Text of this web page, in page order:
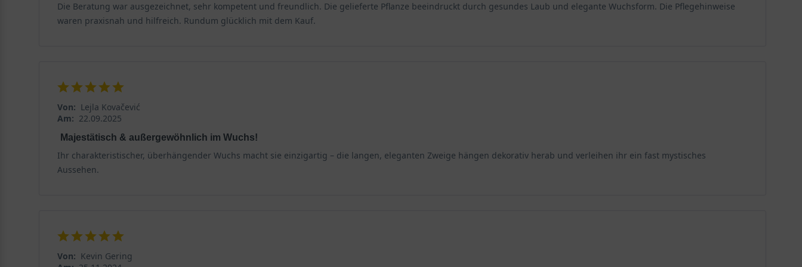
Die Cedrus libani ‘Pendula‘ ist eine echte Gartenschönheit, die sich mit einer prächtigen Baumkrone entwickelt und Platz zum Entfalten benötigt. Der strahlende Baum ist somit
die ideale Wahl für alle großen Gärten sowie Parkanlagen und verspricht dem Gärtner sinnliche Naturmomente. Die Hängende Libanon-Zeder präsentiert dem Betrachter
Das Holz der Zeder ist sehr hochwertig. Es gilt als zäh, dauerhaft und zudem duftet es aromatisch. Mutmaßlich wurde der Tempel des Königs Salomon aus Zedernholz gebaut
und auch die Ägypter balsamierten ihre Verstorbenen mit dem Harz der Zedern. In ihrer Heimat, dem Libanon ist die Cedrus libani das Staatswappen und entsprechend
erfreut sie sich großer Popularität.
Die Beratung war ausgezeichnet, sehr kompetent und freundlich. Die gelieferte Pflanze beeindruckt durch gesundes Laub und elegante Wuchsform. Die Pflegehinweise
waren praxisnah und hilfreich. Rundum glücklich mit dem Kauf.
Von: Lejla Kovačević
Am: 22.09.2025
Majestätisch & außergewöhnlich im Wuchs!
Ihr charakteristischer, überhängender Wuchs macht sie einzigartig – die langen, eleganten Zweige hängen dekorativ herab und verleihen ihr ein fast mystisches
Aussehen.
Von: Kevin Gering